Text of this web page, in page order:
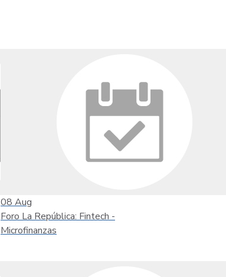
08 Aug
Foro La República: Fintech -
Microfinanzas